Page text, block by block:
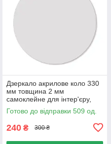
Дзеркало акрилове коло 330
мм товщина 2 мм
самоклейне для інтер'єру,
Дзеркало самоклейне 330 мм
коло
Готово до відправки 509 од.
240 ₴ 300 ₴